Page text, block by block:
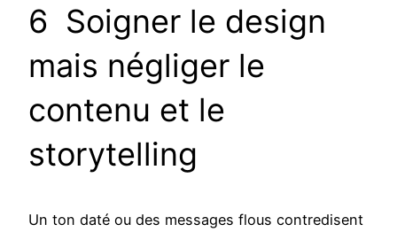
6 Soigner le design
mais négliger le
contenu et le
storytelling
Un ton daté ou des messages flous contredisent